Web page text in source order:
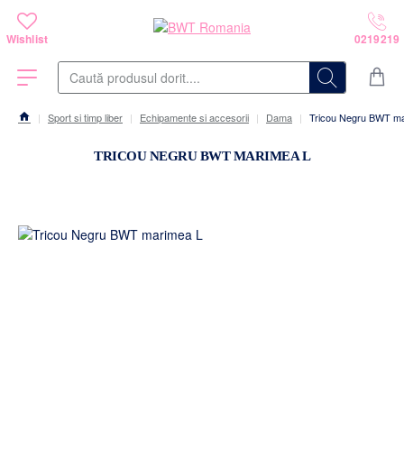
Caută
dorit....
TRICOU NEGRU BWT MARIMEA L
home
Sport si timp liber Echipamente si accesorii Dama Tricou Negru BWT